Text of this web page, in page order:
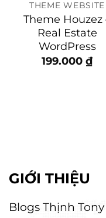
THEME WEBSITE
Theme Houzez
Real Estate
WordPress
199.000 ₫
GIỚI THIỆU
Blogs Thịnh